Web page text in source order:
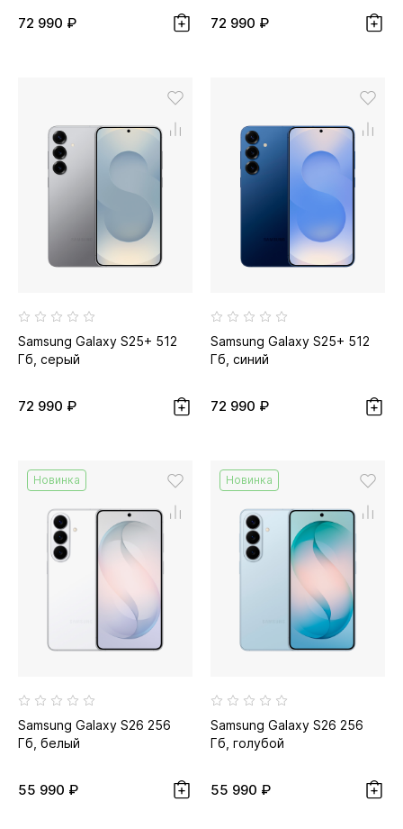
72 990 ₽ 72 990 ₽
Samsung Galaxy S25+ 512
Гб, серый
72 990 ₽
Samsung Galaxy S25+ 512
Гб, синий
72 990 ₽
Новинка
Samsung Galaxy S26 256
Гб, белый
55 990 ₽
Новинка
Samsung Galaxy S26 256
Гб, голубой
55 990 ₽